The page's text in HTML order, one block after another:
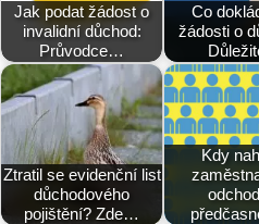
Jak podat žádost o
invalidní důchod:
Průvodce…
Co
žádosti o
Ztratil se evidenční list
důchodového
pojištění? Zde…
Kdy